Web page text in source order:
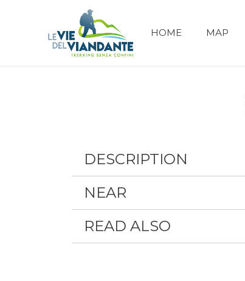
HOME MAP
DESCRIPTION
NEAR
READ ALSO